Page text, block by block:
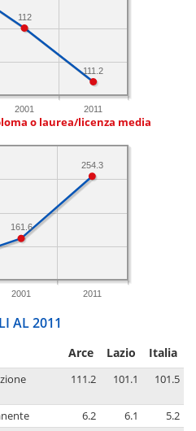
2001 2011
111.2
112
o laurea/licenza media
2001 2011
254.3
161.6
AL 2011
Arce Lazio Italia
111.2 101.1 101.5
6.2 6.1
5.2